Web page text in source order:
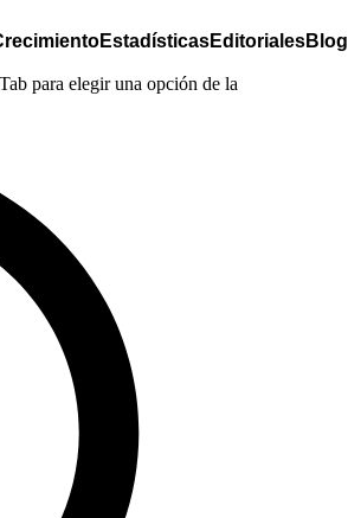
EstadísticasEditorialesBlog
para elegir una opción de la